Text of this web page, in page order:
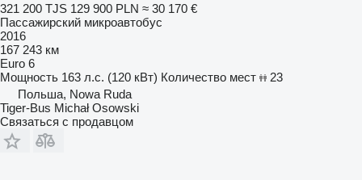
321 200 TJS 129 900 PLN ≈ 30 170 €
Пассажирский микроавтобус
2016
167 243 км
Euro 6
Мощность 163 л.с. (120 кВт) Количество мест
23
Польша, Nowa Ruda
Tiger-Bus Michał Osowski
Связаться с продавцом